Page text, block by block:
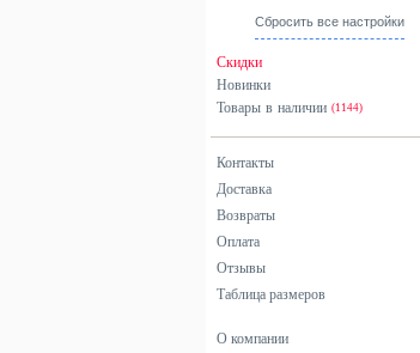
Сбросить все настройки
Скидки
Новинки
Товары в наличии (1144)
Контакты
Доставка
Возвраты
Оплата
Отзывы
Таблица размеров
О компании